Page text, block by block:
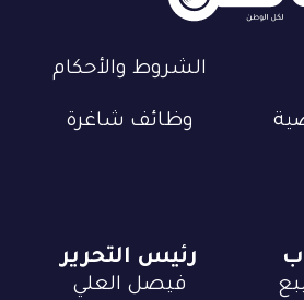
الشروط والأحكام
وظائف شاغرة
رئيس التحرير
فيصل العلي